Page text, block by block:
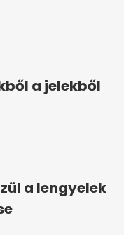
a jelekből
a lengyelek